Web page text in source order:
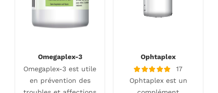
Omegaplex-3
Omegaplex-3 est utile
en prévention des
Ophtaplex
Note
4.94
sur 5
17
Ophtaplex est un